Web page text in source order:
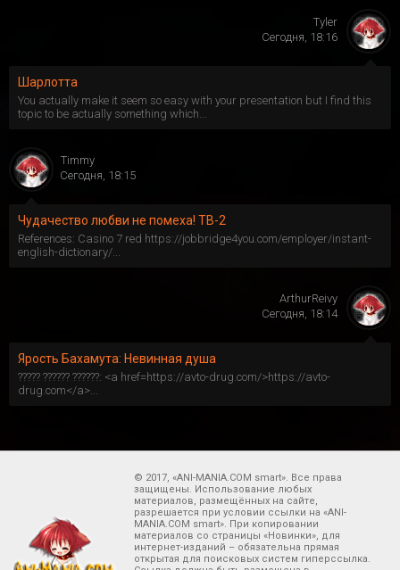
Шарлотта
You actually make it seem so easy with your presentation but I find this
topic to be actually something which...
Tyler
Сегодня, 18:16
Чудачество любви не помеха! ТВ-2
References: Casino 7 red https://jobbridge4you.com/employer/instant-
english-dictionary/...
Timmy
Сегодня, 18:15
Ярость Бахамута: Невинная душа
????? ?????? ??????: <a href=https://avto-drug.com/>https://avto-
drug.com</a>...
ArthurReivy
Сегодня, 18:14
© 2017, «ANI-MANIA.COM smart». Все права
защищены. Использование любых
материалов, размещённых на сайте,
разрешается при условии ссылки на «ANI-
MANIA.COM smart». При копировании
материалов со страницы «Новинки», для
интернет-изданий – обязательна прямая
открытая для поисковых систем гиперссылка.